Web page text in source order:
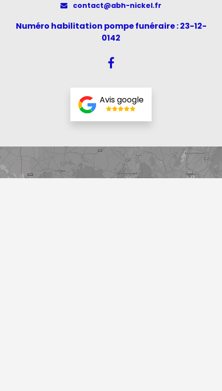
contact@abh-nickel.fr
Numéro habilitation pompe funéraire : 23-12-
0142
Avis google